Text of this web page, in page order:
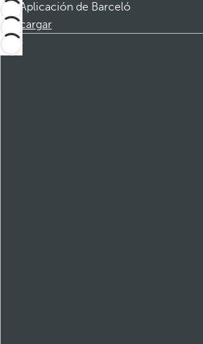
Aplicación de Barceló
Descargar